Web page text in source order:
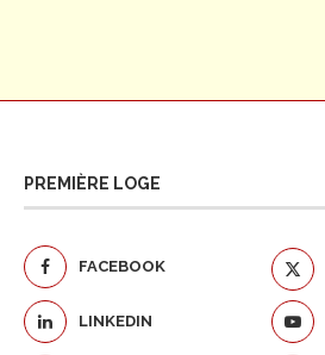
PREMIÈRE LOGE
FACEBOOK
LINKEDIN